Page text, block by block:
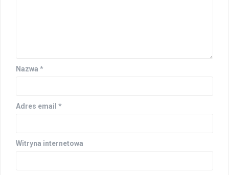
Nazwa *
Adres email *
Witryna internetowa